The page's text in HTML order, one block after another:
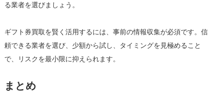
る業者を選びましょう。
ギフト券買取を賢く活用するには、事前の情報収集が必須です。信
頼できる業者を選び、少額から試し、タイミングを見極めること
で、リスクを最小限に抑えられます。
まとめ